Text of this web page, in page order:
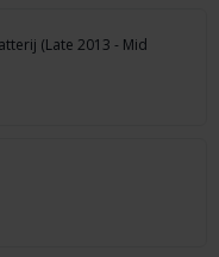
(Late 2013 - Mid